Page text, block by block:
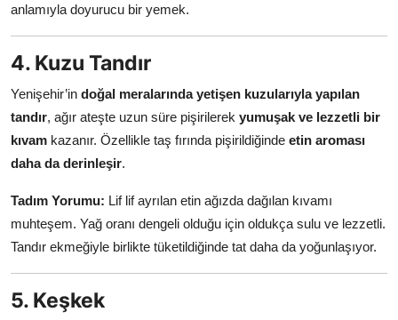
anlamıyla doyurucu bir yemek.
4. Kuzu Tandır
Yenişehir’in doğal meralarında yetişen kuzularıyla yapılan
tandır, ağır ateşte uzun süre pişirilerek yumuşak ve lezzetli bir
kıvam kazanır. Özellikle taş fırında pişirildiğinde etin aroması
daha da derinleşir.
Tadım Yorumu: Lif lif ayrılan etin ağızda dağılan kıvamı
muhteşem. Yağ oranı dengeli olduğu için oldukça sulu ve lezzetli.
Tandır ekmeğiyle birlikte tüketildiğinde tat daha da yoğunlaşıyor.
5. Keşkek